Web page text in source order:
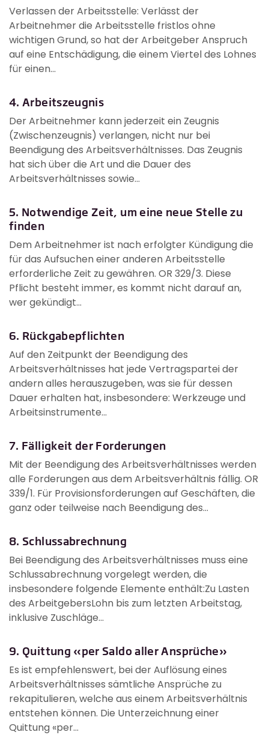
Verlassen der Arbeitsstelle: Verlässt der
Arbeitnehmer die Arbeitsstelle fristlos ohne
wichtigen Grund, so hat der Arbeitgeber Anspruch
auf eine Entschädigung, die einem Viertel des Lohnes
für einen...
4. Arbeitszeugnis
Der Arbeitnehmer kann jederzeit ein Zeugnis
(Zwischenzeugnis) verlangen, nicht nur bei
Beendigung des Arbeitsverhältnisses. Das Zeugnis
hat sich über die Art und die Dauer des
Arbeitsverhältnisses sowie...
5. Notwendige Zeit, um eine neue Stelle zu
finden
Dem Arbeitnehmer ist nach erfolgter Kündigung die
für das Aufsuchen einer anderen Arbeitsstelle
erforderliche Zeit zu gewähren. OR 329/3. Diese
Pflicht besteht immer, es kommt nicht darauf an,
wer gekündigt...
6. Rückgabepflichten
Auf den Zeitpunkt der Beendigung des
Arbeitsverhältnisses hat jede Vertragspartei der
andern alles herauszugeben, was sie für dessen
Dauer erhalten hat, insbesondere: Werkzeuge und
Arbeitsinstrumente...
7. Fälligkeit der Forderungen
Mit der Beendigung des Arbeitsverhältnisses werden
alle Forderungen aus dem Arbeitsverhältnis fällig. OR
339/1. Für Provisionsforderungen auf Geschäften, die
ganz oder teilweise nach Beendigung des...
8. Schlussabrechnung
Bei Beendigung des Arbeitsverhältnisses muss eine
Schlussabrechnung vorgelegt werden, die
insbesondere folgende Elemente enthält:Zu Lasten
des ArbeitgebersLohn bis zum letzten Arbeitstag,
inklusive Zuschläge...
9. Quittung «per Saldo aller Ansprüche»
Es ist empfehlenswert, bei der Auflösung eines
Arbeitsverhältnisses sämtliche Ansprüche zu
rekapitulieren, welche aus einem Arbeitsverhältnis
entstehen können. Die Unterzeichnung einer
Quittung «per...